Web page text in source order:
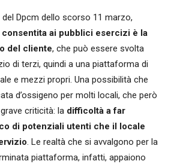
del Dpcm dello scorso 11 marzo,
consentita ai pubblici esercizi è la
del cliente, che può essere svolta
di terzi, quindi a una piattaforma di
e mezzi propri. Una possibilità che
d’ossigeno per molti locali, che però
criticità: la difficoltà a far
di potenziali utenti che il locale
. Le realtà che si avvalgono per la
piattaforma, infatti, appaiono